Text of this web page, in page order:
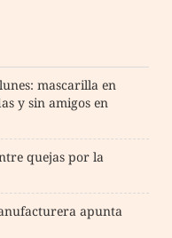
mascarilla en
y sin amigos en
quejas por la
apunta